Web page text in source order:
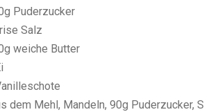
Puderzucker
Salz
weiche Butter
dem Mehl, Mandeln, 90g Puderzucker,